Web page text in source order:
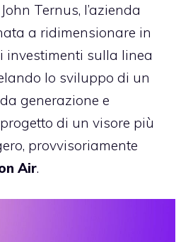
Ternus, l’azienda
a ridimensionare in
investimenti sulla linea
lo sviluppo di un
generazione e
di un visore più
provvisoriamente
Air.